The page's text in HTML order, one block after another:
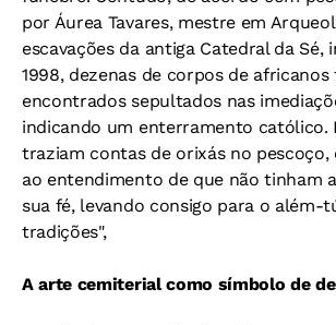
por Áurea Tavares, mestre em
escavações da antiga Catedral da Sé,
1998, dezenas de corpos de africanos
encontrados sepultados nas
indicando um enterramento católico.
traziam contas de orixás no pescoço,
ao entendimento de que não tinham
sua fé, levando consigo para o além-
tradições",
A arte cemiterial como símbolo de